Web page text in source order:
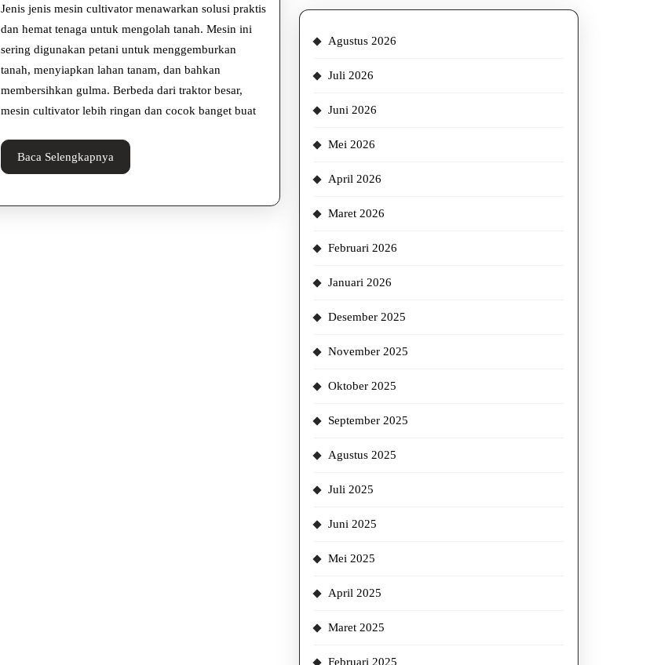
Wajib
Tahu
Jenis jenis mesin cultivator menawarkan solusi praktis
dan hemat tenaga untuk mengolah tanah. Mesin ini
sering digunakan petani untuk menggemburkan
tanah, menyiapkan lahan tanam, dan bahkan
membersihkan gulma. Berbeda dari traktor besar,
mesin cultivator lebih ringan dan cocok banget buat
Baca Selengkapnya
Selengkapnya
Agustus 2026
Juli 2026
Juni 2026
Mei 2026
April 2026
Maret 2026
Februari 2026
Januari 2026
Desember 2025
November 2025
Oktober 2025
September 2025
Agustus 2025
Juli 2025
Juni 2025
Mei 2025
April 2025
Maret 2025
Februari 2025